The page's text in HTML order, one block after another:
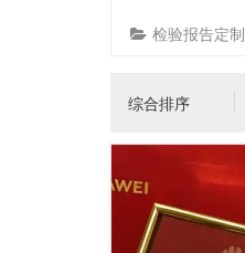
检验报告定制
综合排序